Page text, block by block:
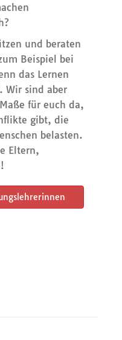
und beraten
Beispiel bei
das Lernen
Wir sind aber
für euch da,
gibt, die
belasten.
Eltern,